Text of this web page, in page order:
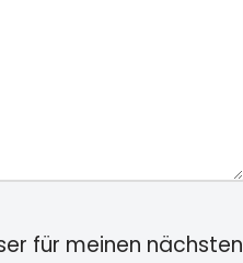
für meinen nächsten